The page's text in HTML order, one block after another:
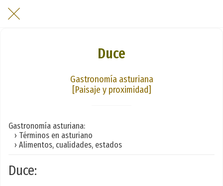
Duce
Gastronomía asturiana
[Paisaje y proximidad]
Gastronomía asturiana:
› Términos en asturiano
› Alimentos, cualidades, estados
Duce: